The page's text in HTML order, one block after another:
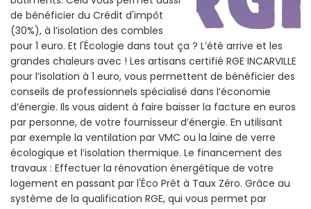
de bénéficier du Crédit d'impôt
(30%), à l’isolation des combles
pour 1 euro. Et l'Écologie dans tout ça ? L’été arrive et les
grandes chaleurs avec ! Les artisans certifié RGE INCARVILLE
pour l’isolation à 1 euro, vous permettent de bénéficier des
conseils de professionnels spécialisé dans l’économie
d’énergie. Ils vous aident à faire baisser la facture en euros
par personne, de votre fournisseur d’énergie. En utilisant
par exemple la ventilation par VMC ou la laine de verre
écologique et l’isolation thermique. Le financement des
travaux : Effectuer la rénovation énergétique de votre
logement en passant par l'Éco Prêt à Taux Zéro. Grâce au
système de la qualification RGE, qui vous permet par